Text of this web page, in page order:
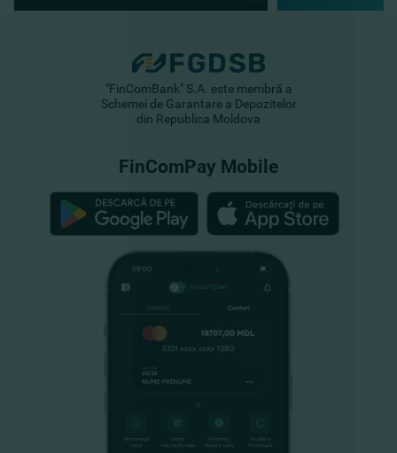
"FinComBank" S.A. este membră a
Schemei de Garantare a Depozitelor
din Republica Moldova
FinComPay Mobile